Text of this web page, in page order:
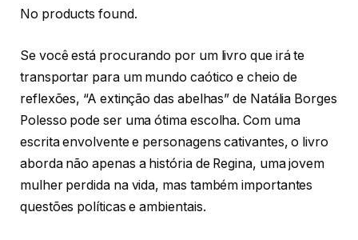
No products found.
Se você está procurando por um livro que irá te
transportar para um mundo caótico e cheio de
reflexões, “A extinção das abelhas” de Natália Borges
Polesso pode ser uma ótima escolha. Com uma
escrita envolvente e personagens cativantes, o livro
aborda não apenas a história de Regina, uma jovem
mulher perdida na vida, mas também importantes
questões políticas e ambientais.